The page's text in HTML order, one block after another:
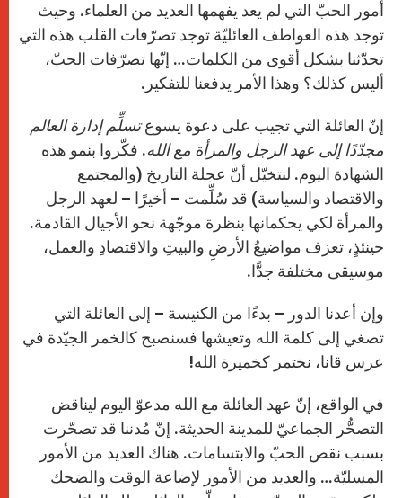
أمور الحبّ التي لم يعد يفهمها العديد من العلماء. وحيث
توجد هذه العواطف العائليّة توجد تصرّفات القلب هذه التي
تحدّثنا بشكل أقوى من الكلمات… إنّها تصرّفات الحبّ،
أليس كذلك؟ وهذا الأمر يدفعنا للتفكير.
إنّ العائلة التي تجيب على دعوة يسوعتسلِّم إدارة العالم
مجدّدًا إلى عهد الرجل والمرأة مع الله. فكّروا بنمو هذه
الشهادة اليوم. لنتخيّل أنّ عجلة التاريخ (والمجتمع
والاقتصاد والسياسة) قد سُلِّمت – أخيرًا – لعهد الرجل
والمرأة لكي يحكمانها بنظرة موجّهة نحو الأجيال القادمة.
حينئذٍ، تعزف مواضيعُ الأرضِ والبيتِ والاقتصادِ والعمل،
موسيقى مختلفة جدًّا.
وإن أعدنا الدور – بدءًا من الكنيسة – إلى العائلة التي
تصغي إلى كلمة الله وتعيشها فسنصبح كالخمر الجيّدة في
عرس قانا، نختمر كخميرة الله!
في الواقع، إنّ عهد العائلة مع الله مدعوّ اليوم ليناقض
التصحُّر الجماعيّ للمدينة الحديثة. إنّ مُدننا قد تصحّرت
بسبب نقص الحبّ والابتسامات. هناك العديد من الأمور
المسليّة… والعديد من الأمور لإضاعة الوقت والضحك